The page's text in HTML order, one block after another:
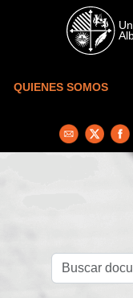
Skip to main content
QUIENES SOMOS